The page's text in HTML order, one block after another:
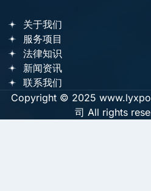
关于我们
服务项目
法律知识
新闻资讯
联系我们
Copyright © 2025
司 All rights